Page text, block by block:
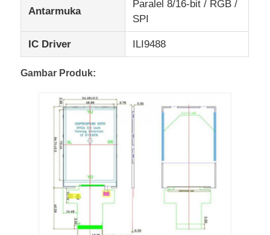
Tampilan Kertas Elektronik
Layar LCD Monochrome
Modul LCD COG
Layar LCD STN
Modul Layar LCD Kustom
Antarmuka
Paralel 8/16-bit / RGB /
SPI
IC Driver ILI9488
Gambar Produk: